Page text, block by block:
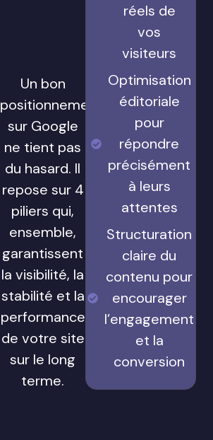
Un bon
positionnement
sur Google
ne tient pas
du hasard. Il
repose sur 4
piliers qui,
ensemble,
garantissent
la visibilité, la
stabilité et la
performance
de votre site
sur le long
terme.
réels de
vos
visiteurs
Optimisation
éditoriale
pour
répondre
précisément
à leurs
attentes
Structuration
claire du
contenu pour
encourager
l’engagement
et la
conversion